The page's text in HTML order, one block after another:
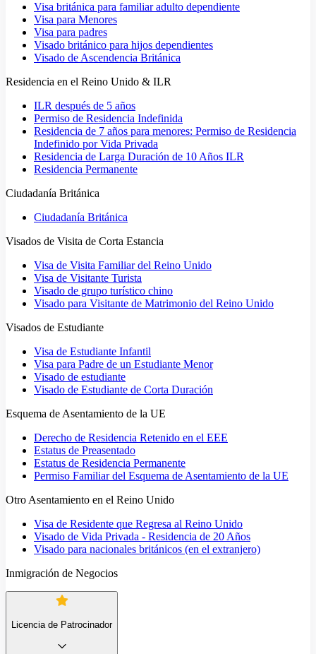
Visa británica para familiar adulto dependiente
Visa para Menores
Visa para padres
Visado británico para hijos dependientes
Visado de Ascendencia Británica
Residencia en el Reino Unido & ILR
ILR después de 5 años
Permiso de Residencia Indefinida
Residencia de 7 años para menores: Permiso de Residencia
Indefinido por Vida Privada
Residencia de Larga Duración de 10 Años ILR
Residencia Permanente
Ciudadanía Británica
Ciudadanía Británica
Visados de Visita de Corta Estancia
Visa de Visita Familiar del Reino Unido
Visa de Visitante Turista
Visado de grupo turístico chino
Visado para Visitante de Matrimonio del Reino Unido
Visados de Estudiante
Visa de Estudiante Infantil
Visa para Padre de un Estudiante Menor
Visado de estudiante
Visado de Estudiante de Corta Duración
Esquema de Asentamiento de la UE
Derecho de Residencia Retenido en el EEE
Estatus de Preasentado
Estatus de Residencia Permanente
Permiso Familiar del Esquema de Asentamiento de la UE
Otro Asentamiento en el Reino Unido
Visa de Residente que Regresa al Reino Unido
Visado de Vida Privada - Residencia de 20 Años
Visado para nacionales británicos (en el extranjero)
Inmigración de Negocios
Licencia de Patrocinador